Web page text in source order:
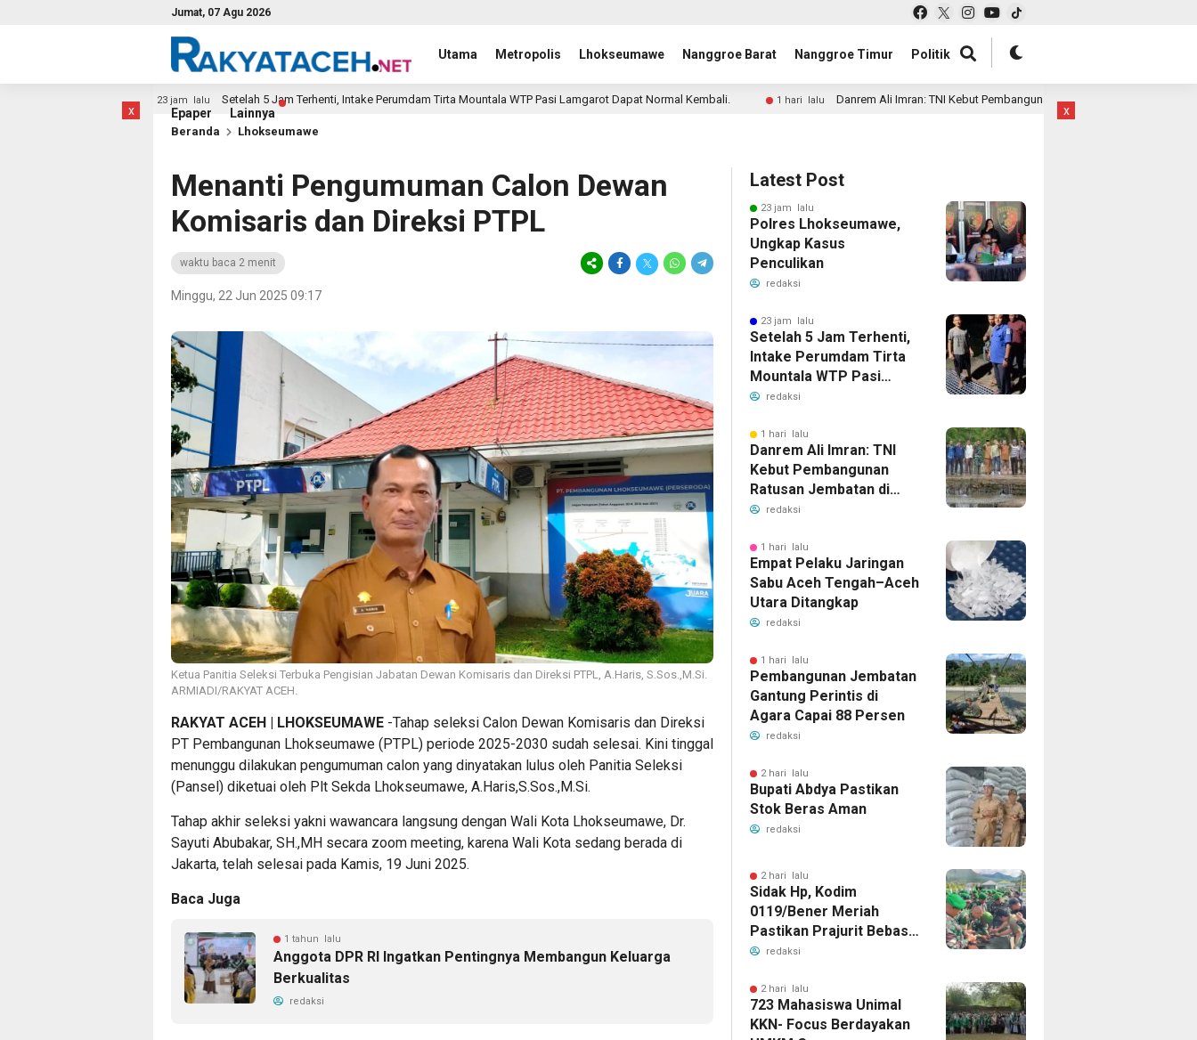
Jumat, 07 Agu 2026
Utama Metropolis Lhokseumawe Nanggroe Barat Nanggroe Timur Politik
Epaper Lainnya
x
23 jam lalu Setelah 5 Jam Terhenti, Intake Perumdam Tirta Mountala WTP Pasi Lamgarot Dapat Normal Kembali. 1 hari lalu Danrem Ali Imran: TNI Kebut Pembangunan Ratusan Jembatan di Aceh,
Beranda Lhokseumawe
Menanti Pengumuman Calon Dewan
Komisaris dan Direksi PTPL
waktu baca 2 menit
Minggu, 22 Jun 2025 09:17
Ketua Panitia Seleksi Terbuka Pengisian Jabatan Dewan Komisaris dan Direksi PTPL, A.Haris, S.Sos.,M.Si.
ARMIADI/RAKYAT ACEH.
RAKYAT ACEH | LHOKSEUMAWE -Tahap seleksi Calon Dewan Komisaris dan Direksi
PT Pembangunan Lhokseumawe (PTPL) periode 2025-2030 sudah selesai. Kini tinggal
menunggu dilakukan pengumuman calon yang dinyatakan lulus oleh Panitia Seleksi
(Pansel) diketuai oleh Plt Sekda Lhokseumawe, A.Haris,S.Sos.,M.Si.
Tahap akhir seleksi yakni wawancara langsung dengan Wali Kota Lhokseumawe, Dr.
Sayuti Abubakar, SH.,MH secara zoom meeting, karena Wali Kota sedang berada di
Jakarta, telah selesai pada Kamis, 19 Juni 2025.
Baca Juga
1 tahun lalu
Anggota DPR RI Ingatkan Pentingnya Membangun Keluarga
Berkualitas
redaksi
Latest Post
23 jam lalu
Polres Lhokseumawe,
Ungkap Kasus
Penculikan
redaksi
23 jam lalu
Setelah 5 Jam Terhenti,
Intake Perumdam Tirta
Mountala WTP Pasi
Lamgarot Dapat Normal
redaksi
1 hari lalu
Danrem Ali Imran: TNI
Kebut Pembangunan
Ratusan Jembatan di
Aceh, Infrastruktur Jadi
Pascabencana
redaksi
1 hari lalu
Empat Pelaku Jaringan
Sabu Aceh Tengah–Aceh
Utara Ditangkap
redaksi
1 hari lalu
Pembangunan Jembatan
Gantung Perintis di
Agara Capai 88 Persen
redaksi
2 hari lalu
Bupati Abdya Pastikan
Stok Beras Aman
redaksi
2 hari lalu
Sidak Hp, Kodim
0119/Bener Meriah
Pastikan Prajurit Bebas
Judi Online
redaksi
2 hari lalu
723 Mahasiswa Unimal
KKN- Focus Berdayakan
x